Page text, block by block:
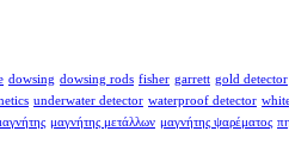
dowsing dowsing rods fisher garrett gold detector
underwater detector waterproof detector
μαγνήτης μετάλλων μαγνήτης ψαρέματος